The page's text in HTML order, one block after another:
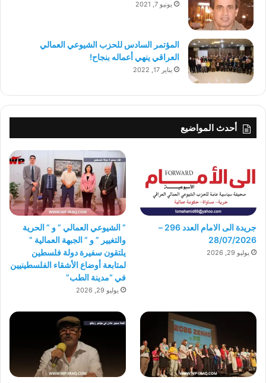
يونيو 7, 2021
المؤتمر السادس للحزب الشيوعي العمالي
العراقي ينهي أعماله بنجاح!
يناير 17, 2022
أحدث المواضيع
جريدة الى الامام العدد 296 –
28/07/2026
يوليو 29, 2026
” الشيوعي العمالي ” و ” الحرية
والتغيير ” و ” الجبهة العمالية ”
يلتقون سفيرة دولة فلسطين
لمتابعة أوضاع الأشقاء الفلسطينيين
في “مدينة الطب”
يوليو 29, 2026